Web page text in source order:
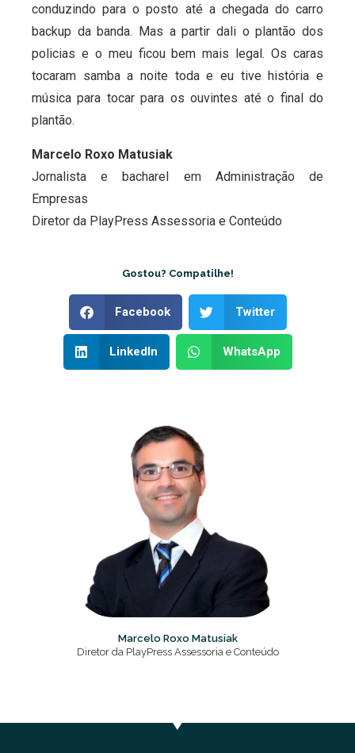
conduzindo para o posto até a chegada do carro
backup da banda. Mas a partir dali o plantão dos
policias e o meu ficou bem mais legal. Os caras
tocaram samba a noite toda e eu tive história e
música para tocar para os ouvintes até o final do
plantão.
Marcelo Roxo Matusiak
Jornalista e bacharel em Administração de
Empresas
Diretor da PlayPress Assessoria e Conteúdo
Gostou? Compatilhe!
Facebook Twitter
LinkedIn WhatsApp
Marcelo Roxo Matusiak
Diretor da PlayPress Assessoria e Conteúdo